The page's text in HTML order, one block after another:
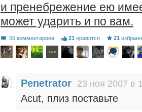
и пренебрежение ею
может ударить и по вам.
55 комментариев 21 нравится 21
Penetrator 23 ноя 2007 в
Acut, плиз поставьте